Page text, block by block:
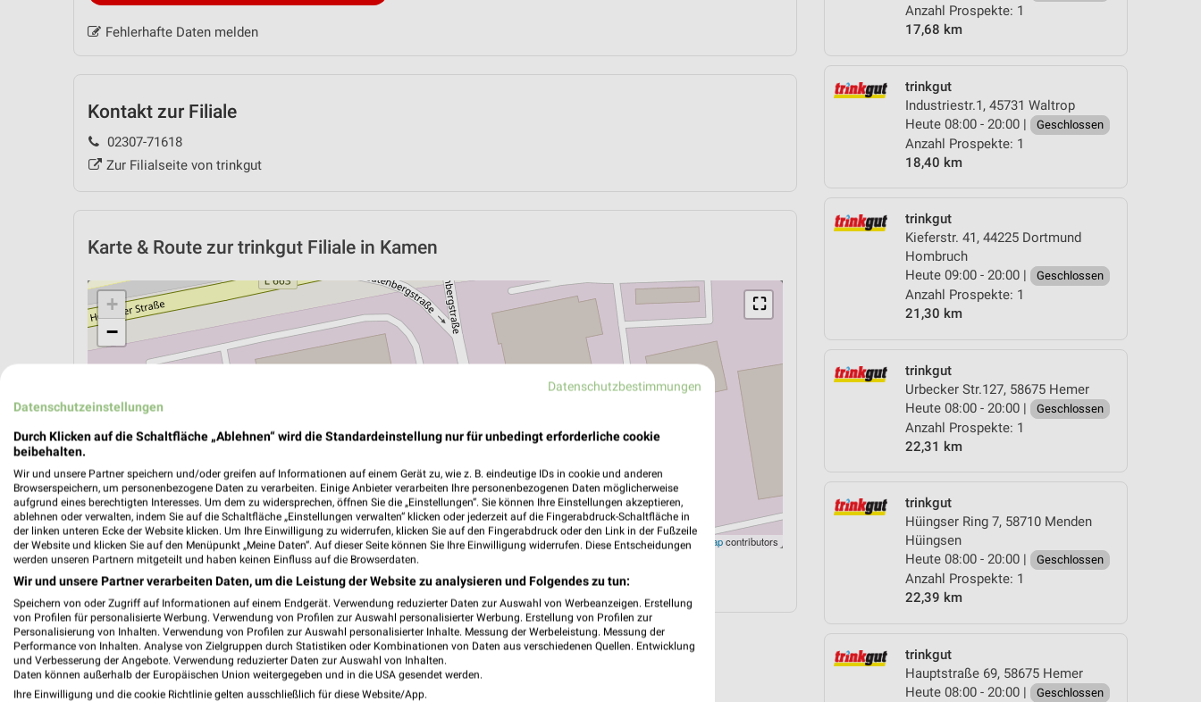
Anzahl Prospekte: 1
17,68 km
trinkgut
Industriestr.1, 45731 Waltrop
Heute 08:00 - 20:00 |
Geschlossen
Anzahl Prospekte: 1
18,40 km
trinkgut
Kieferstr. 41, 44225 Dortmund
Hombruch
Heute 09:00 - 20:00 |
Geschlossen
Anzahl Prospekte: 1
21,30 km
trinkgut
Urbecker Str.127, 58675 Hemer
Heute 08:00 - 20:00 |
Geschlossen
Anzahl Prospekte: 1
22,31 km
trinkgut
Hüingser Ring 7, 58710 Menden
Hüingsen
Heute 08:00 - 20:00 |
Geschlossen
Anzahl Prospekte: 1
22,39 km
trinkgut
Hauptstraße 69, 58675 Hemer
Heute 08:00 - 20:00 |
Geschlossen
Fehlerhafte Daten melden
Kontakt zur Filiale
02307-71618
Zur Filialseite von trinkgut
Karte & Route zur trinkgut Filiale in Kamen
⛶
+
−
Leaflet|©OpenStreetMapcontributors
ÖPNV ANZEIGEN LADESÄULEN ANZEIGEN NAVIGATION MIT GOOGLE/IOS MAPS
Aktuelle Angebote in dieser Filiale
Anzahl Prospekte: 1
Letztes Prospektupdate: vor 6 Tagen
Datenschutzbestimmungen
Datenschutzeinstellungen
Durch Klicken auf die Schaltfläche „Ablehnen“ wird die Standardeinstellung nur für unbedingt erforderliche cookie
beibehalten.
Wir und unsere Partner speichern und/oder greifen auf Informationen auf einem Gerät zu, wie z. B. eindeutige IDs in cookie und anderen
Browserspeichern, um personenbezogene Daten zu verarbeiten. Einige Anbieter verarbeiten Ihre personenbezogenen Daten möglicherweise
aufgrund eines berechtigten Interesses. Um dem zu widersprechen, öffnen Sie die „Einstellungen“. Sie können Ihre Einstellungen akzeptieren,
ablehnen oder verwalten, indem Sie auf die Schaltfläche „Einstellungen verwalten“ klicken oder jederzeit auf die Fingerabdruck-Schaltfläche in
der linken unteren Ecke der Website klicken. Um Ihre Einwilligung zu widerrufen, klicken Sie auf den Fingerabdruck oder den Link in der Fußzeile
der Website und klicken Sie auf den Menüpunkt „Meine Daten“. Auf dieser Seite können Sie Ihre Einwilligung widerrufen. Diese Entscheidungen
werden unseren Partnern mitgeteilt und haben keinen Einfluss auf die Browserdaten.
Wir und unsere Partner verarbeiten Daten, um die Leistung der Website zu analysieren und Folgendes zu tun:
Speichern von oder Zugriff auf Informationen auf einem Endgerät. Verwendung reduzierter Daten zur Auswahl von Werbeanzeigen. Erstellung
von Profilen für personalisierte Werbung. Verwendung von Profilen zur Auswahl personalisierter Werbung. Erstellung von Profilen zur
Personalisierung von Inhalten. Verwendung von Profilen zur Auswahl personalisierter Inhalte. Messung der Werbeleistung. Messung der
Performance von Inhalten. Analyse von Zielgruppen durch Statistiken oder Kombinationen von Daten aus verschiedenen Quellen. Entwicklung
und Verbesserung der Angebote. Verwendung reduzierter Daten zur Auswahl von Inhalten.
Daten können außerhalb der Europäischen Union weitergegeben und in die USA gesendet werden.
Ihre Einwilligung und die cookie Richtlinie gelten ausschließlich für diese Website/App.